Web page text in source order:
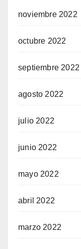
noviembre 2022
octubre 2022
septiembre 2022
agosto 2022
julio 2022
junio 2022
mayo 2022
abril 2022
marzo 2022